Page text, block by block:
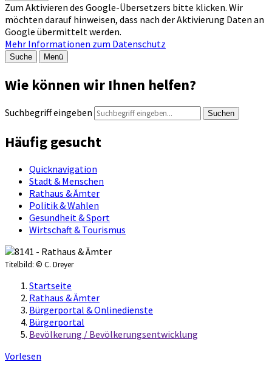
Zum Aktivieren des Google-Übersetzers bitte klicken. Wir
möchten darauf hinweisen, dass nach der Aktivierung Daten an
Google übermittelt werden.
Mehr Informationen zum Datenschutz
Suche Menü
Wie können wir Ihnen helfen?
Suchbegriff eingeben Suchen
Häufig gesucht
Quicknavigation
Stadt & Menschen
Rathaus & Ämter
Politik & Wahlen
Gesundheit & Sport
Wirtschaft & Tourismus
Titelbild: © C. Dreyer
Startseite
Rathaus & Ämter
Bürgerportal & Onlinedienste
Bürgerportal
Bevölkerung / Bevölkerungsentwicklung
Vorlesen